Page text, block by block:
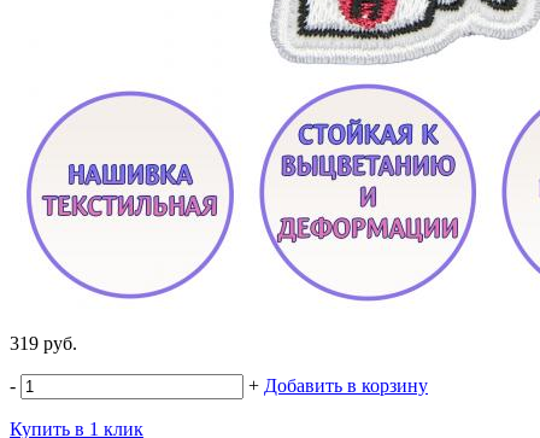
319 руб.
- + Добавить в корзину
Купить в 1 клик